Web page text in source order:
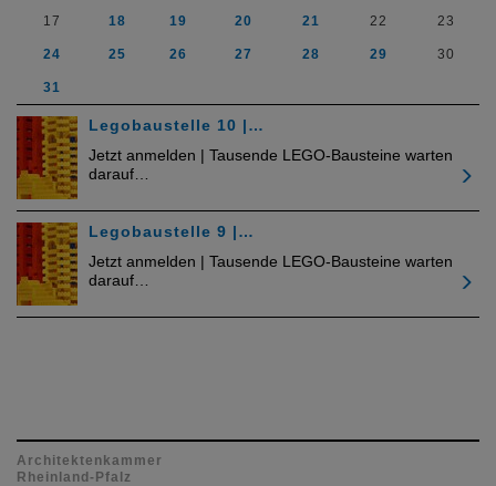
17 18 19 20 21 22 23
24 25 26 27 28 29 30
31
Legobaustelle 10 |…
Jetzt anmelden | Tausende LEGO-Bausteine warten
darauf…
Legobaustelle 9 |…
Jetzt anmelden | Tausende LEGO-Bausteine warten
darauf…
Architektenkammer
Rheinland-Pfalz